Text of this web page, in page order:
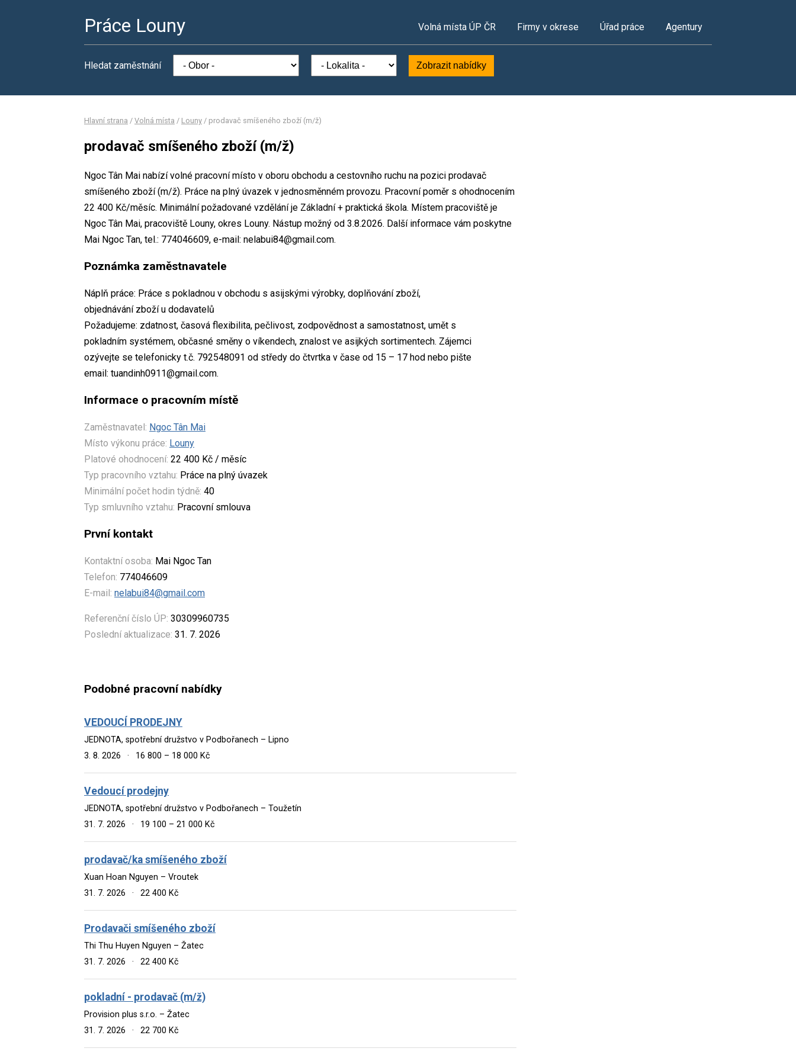
Práce Louny Volná místa ÚP ČR Firmy v okrese Úřad práce Agentury
Hledat zaměstnání Zobrazit nabídky
Hlavní strana / Volná místa / Louny / prodavač smíšeného zboží (m/ž)
prodavač smíšeného zboží (m/ž)
Ngoc Tân Mai nabízí volné pracovní místo v oboru obchodu a cestovního ruchu na pozici prodavač
smíšeného zboží (m/ž). Práce na plný úvazek v jednosměnném provozu. Pracovní poměr s ohodnocením
22 400 Kč/měsíc. Minimální požadované vzdělání je Základní + praktická škola. Místem pracoviště je
Ngoc Tân Mai, pracoviště Louny, okres Louny. Nástup možný od 3.8.2026. Další informace vám poskytne
Mai Ngoc Tan, tel.: 774046609, e-mail: nelabui84@gmail.com.
Poznámka zaměstnavatele
Náplň práce: Práce s pokladnou v obchodu s asijskými výrobky, doplňování zboží,
objednávání zboží u dodavatelů
Požadujeme: zdatnost, časová flexibilita, pečlivost, zodpovědnost a samostatnost, umět s
pokladním systémem, občasné směny o víkendech, znalost ve asijkých sortimentech. Zájemci
ozývejte se telefonicky t.č. 792548091 od středy do čtvrtka v čase od 15 – 17 hod nebo pište
email: tuandinh0911@gmail.com.
Informace o pracovním místě
Zaměstnavatel: Ngoc Tân Mai
Místo výkonu práce: Louny
Platové ohodnocení: 22 400 Kč / měsíc
Typ pracovního vztahu: Práce na plný úvazek
Minimální počet hodin týdně: 40
Typ smluvního vztahu: Pracovní smlouva
První kontakt
Kontaktní osoba: Mai Ngoc Tan
Telefon: 774046609
E-mail: nelabui84@gmail.com
Referenční číslo ÚP: 30309960735
Poslední aktualizace: 31. 7. 2026
Podobné pracovní nabídky
VEDOUCÍ PRODEJNY
JEDNOTA, spotřební družstvo v Podbořanech – Lipno
3. 8. 2026
· 16 800 – 18 000 Kč
Vedoucí prodejny
JEDNOTA, spotřební družstvo v Podbořanech – Toužetín
31. 7. 2026
· 19 100 – 21 000 Kč
prodavač/ka smíšeného zboží
Xuan Hoan Nguyen – Vroutek
31. 7. 2026
· 22 400 Kč
Prodavači smíšeného zboží
Thi Thu Huyen Nguyen – Žatec
31. 7. 2026
· 22 400 Kč
pokladní - prodavač (m/ž)
Provision plus s.r.o. – Žatec
31. 7. 2026
· 22 700 Kč